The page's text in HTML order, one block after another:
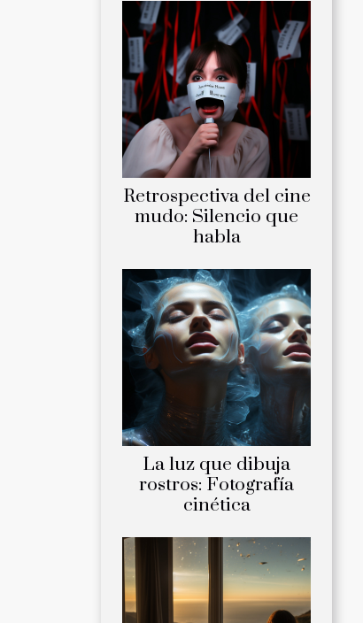
Retrospectiva del cine
mudo: Silencio que
habla
La luz que dibuja
rostros: Fotografía
cinética